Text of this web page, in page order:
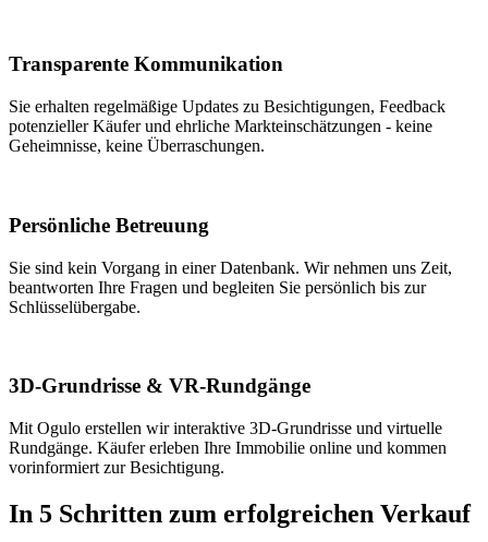
Transparente Kommunikation
Sie erhalten regelmäßige Updates zu Besichtigungen, Feedback
potenzieller Käufer und ehrliche Markteinschätzungen - keine
Geheimnisse, keine Überraschungen.
Persönliche Betreuung
Sie sind kein Vorgang in einer Datenbank. Wir nehmen uns Zeit,
beantworten Ihre Fragen und begleiten Sie persönlich bis zur
Schlüsselübergabe.
3D-Grundrisse & VR-Rundgänge
Mit Ogulo erstellen wir interaktive 3D-Grundrisse und virtuelle
Rundgänge. Käufer erleben Ihre Immobilie online und kommen
vorinformiert zur Besichtigung.
In 5 Schritten zum erfolgreichen Verkauf